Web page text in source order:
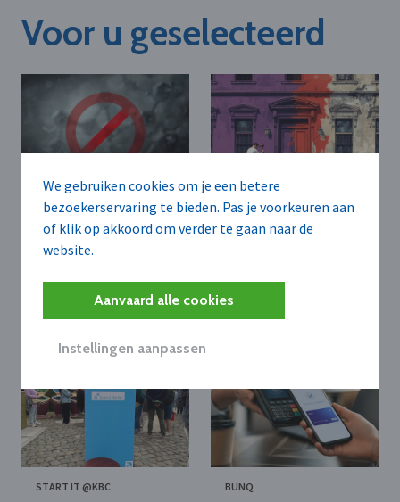
We gebruiken cookies om je een betere
bezoekerservaring te bieden. Pas je voorkeuren aan
of klik op akkoord om verder te gaan naar de
website.
Aanvaard alle cookies
Instellingen aanpassen
Voor u geselecteerd
AGEAS N.V.
Ageas verkoopt
belang in Maleise
miljard euro
DOT2
De hoogste prijs is
START IT @KBC BUNQ